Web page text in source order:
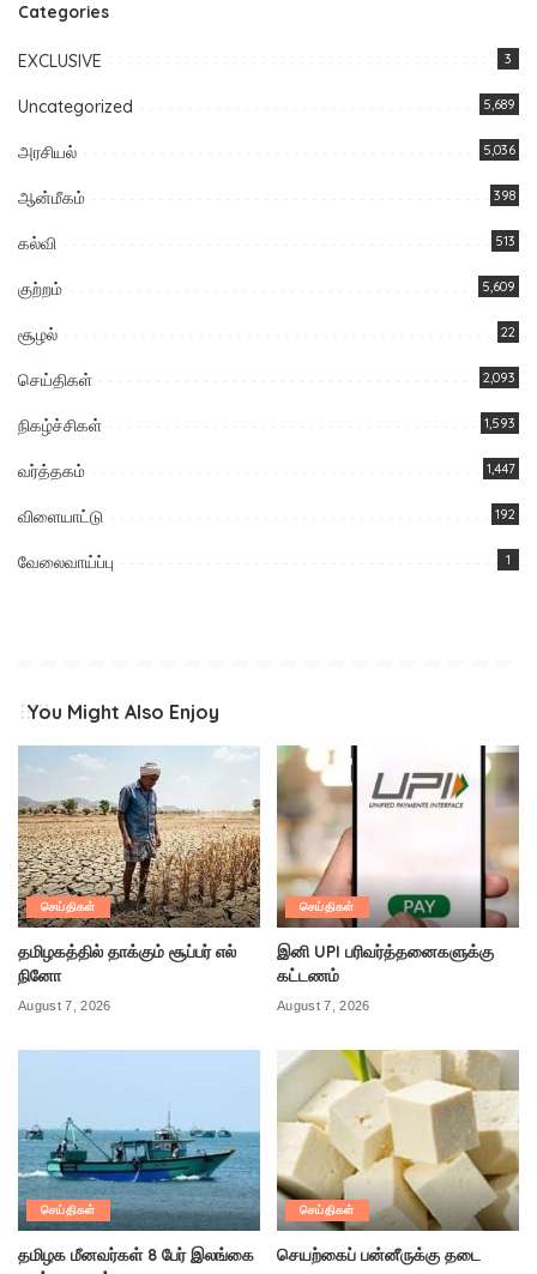
Categories
EXCLUSIVE 3
Uncategorized 5,689
அரசியல் 5,036
ஆன்மீகம் 398
கல்வி 513
குற்றம் 5,609
சூழல் 22
செய்திகள் 2,093
நிகழ்ச்சிகள் 1,593
வர்த்தகம் 1,447
விளையாட்டு 192
வேலைவாய்ப்பு 1
You Might Also Enjoy
செய்திகள்
தமிழகத்தில் தாக்கும் சூப்பர் எல்
நினோ
August 7, 2026
செய்திகள்
இனி UPI பரிவர்த்தனைகளுக்கு
கட்டணம்
August 7, 2026
செய்திகள்
தமிழக மீனவர்கள் 8 பேர் இலங்கை
செய்திகள்
செயற்கைப் பன்னீருக்கு தடை